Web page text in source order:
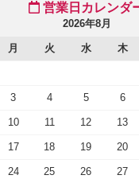
営業日カレンダ
2026年8月
月 火 水 木
3 4 5 6
10 11 12 13
17 18 19 20
24 25 26 27